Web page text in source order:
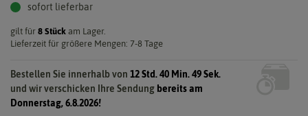
sofort lieferbar
gilt für 8 Stück am Lager.
Lieferzeit für größere Mengen: 7-8 Tage
Bestellen Sie innerhalb von 12 Std. 40 Min. 49 Sek.
und wir verschicken Ihre Sendung bereits am
Donnerstag, 6.8.2026!